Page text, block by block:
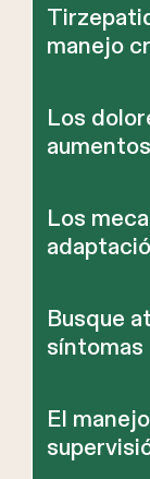
manejo
Los
Los
Busque
síntomas
El